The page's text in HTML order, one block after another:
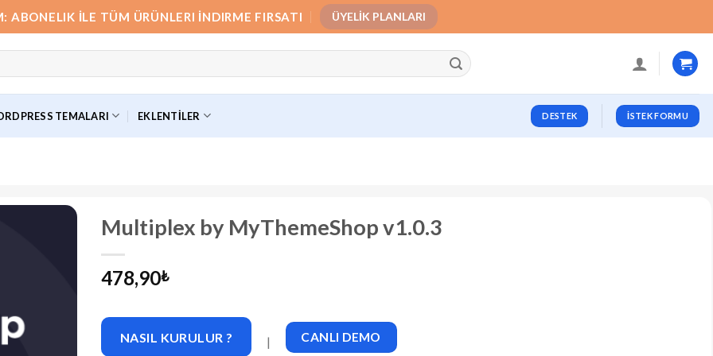
ABONELIK İLE TÜM ÜRÜNLERI İNDIRME FIRSATI ÜYELIK PLANLARI
TEMALARI EKLENTILER DESTEK İSTEK FORMU
Multiplex by MyThemeShop v1.0.3
478,90₺
NASIL KURULUR ? | CANLI DEMO